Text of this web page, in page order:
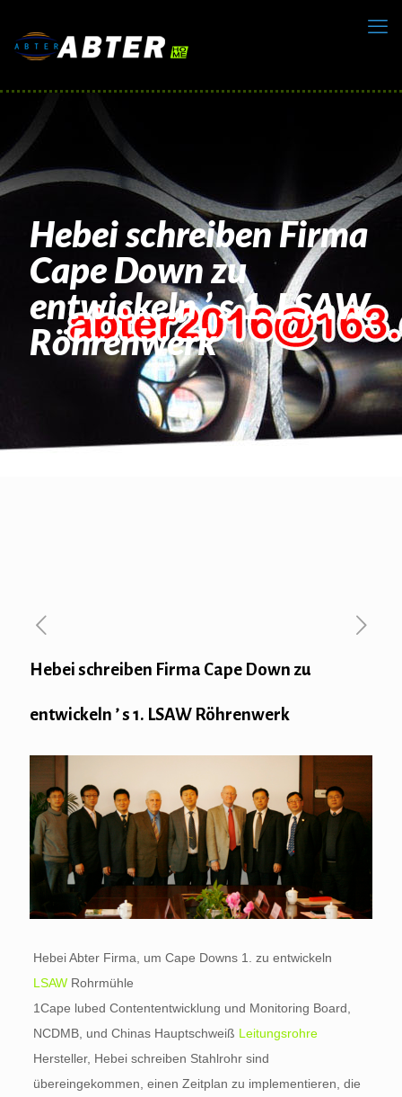
Hebei schreiben Firma
Cape Down zu
entwickeln ’ s 1. LSAW
Röhrenwerk
Hebei schreiben Firma Cape Down zu
entwickeln ’ s 1. LSAW Röhrenwerk
Hebei Abter Firma, um Cape Downs 1. zu entwickeln
LSAWRohrmühle
1Cape lubed Contententwicklung und Monitoring Board,
NCDMB, und Chinas Hauptschweiß Leitungsrohre
Hersteller, Hebei schreiben Stahlrohr sind
übereingekommen, einen Zeitplan zu implementieren, die